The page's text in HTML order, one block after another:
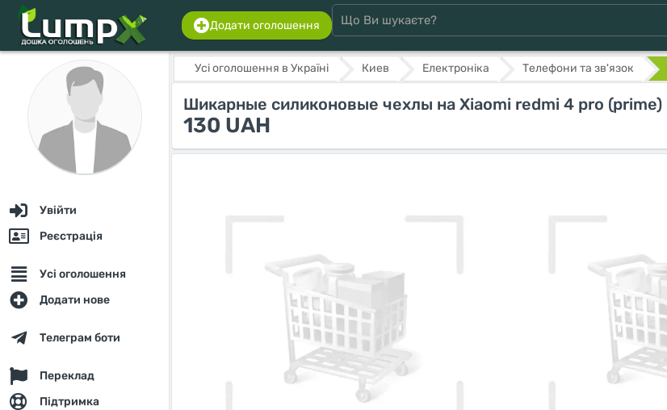
Додати оголошення
Увійти
Реєстрація
Усі оголошення
Додати нове
Телеграм боти
Переклад
Підтримка
Усі оголошення в Україні Киев Електроніка Телефони та зв'язок
Шикарные силиконовые чехлы на Xiaomi redmi 4 pro (prime)
130 UAH